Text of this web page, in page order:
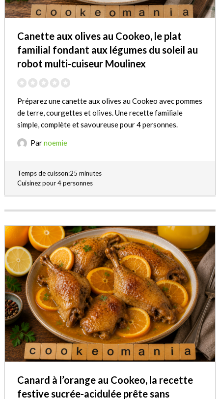
Canette aux olives au Cookeo, le plat
familial fondant aux légumes du soleil au
robot multi-cuiseur Moulinex
Préparez une canette aux olives au Cookeo avec pommes
de terre, courgettes et olives. Une recette familiale
simple, complète et savoureuse pour 4 personnes.
Parnoemie
Temps de cuisson:25 minutes
Cuisinez pour 4 personnes
Canard à l’orange au Cookeo, la recette
festive sucrée-acidulée prête sans